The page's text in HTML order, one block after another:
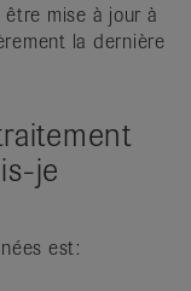
mise à jour à
la dernière
je
est: